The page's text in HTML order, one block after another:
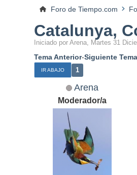
Foro de Tiempo.com
Catalunya,
Iniciado por Arena, Martes 31
Tema Anterior-Siguiente Tema
IR ABAJO 1
Arena
Moderador/a